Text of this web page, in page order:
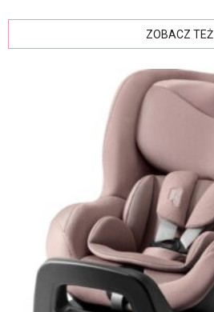
ZOBACZ TEŻ